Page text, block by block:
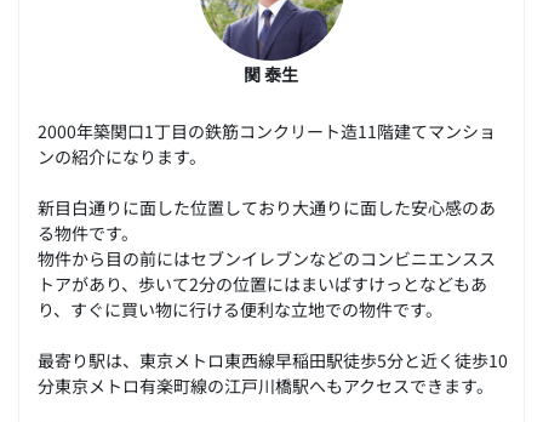
関 泰生
2000年築関口1丁目の鉄筋コンクリート造11階建てマンショ
ンの紹介になります。
新目白通りに面した位置しており大通りに面した安心感のあ
る物件です。
物件から目の前にはセブンイレブンなどのコンビニエンスス
トアがあり、歩いて2分の位置にはまいばすけっとなどもあ
り、すぐに買い物に行ける便利な立地での物件です。
最寄り駅は、東京メトロ東西線早稲田駅徒歩5分と近く徒歩10
分東京メトロ有楽町線の江戸川橋駅へもアクセスできます。